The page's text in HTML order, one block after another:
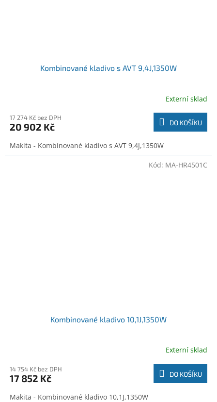
Kombinované kladivo s AVT 9,4J,1350W
Externí sklad
17 274 Kč bez DPH
20 902 Kč DO KOŠÍKU
Makita - Kombinované kladivo s AVT 9,4J,1350W
Kombinované kladivo 10,1J,1350W
Externí sklad
14 754 Kč bez DPH
17 852 Kč DO KOŠÍKU
Makita - Kombinované kladivo 10,1J,1350W
Kód: MA-HR4501C